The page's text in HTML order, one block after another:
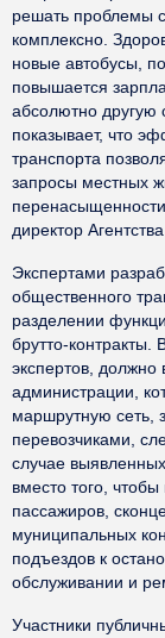
решать проблемы
комплексно.
новые автобусы,
повышается
абсолютно другую
показывает, что
транспорта
запросы местных
директор
Экспертами
общественного
разделении
брутто-контракты.
экспертов, должно
администрации,
маршрутную сеть,
перевозчиками,
случае
вместо того,
пассажиров,
муниципальных
подъездов к
обслуживании и
Участники